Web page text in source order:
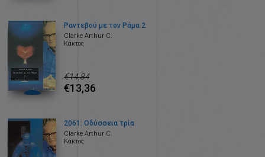
Ραντεβού με τον Ράμα 2
Clarke Arthur C.
Κάκτος
€14,84
€13,36
2061: Οδύσσεια τρία
Clarke Arthur C.
Κάκτος